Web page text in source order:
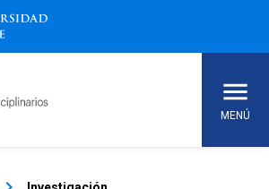
MENÚ